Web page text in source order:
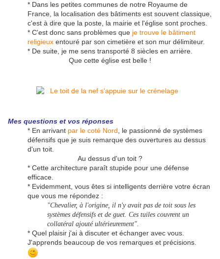
* Dans les petites communes de notre Royaume de
France, la localisation des bâtiments est souvent classique,
c'est à dire que la poste, la mairie et l'église sont proches.
* C'est donc sans problèmes que je trouve le bâtiment
religieux entouré par son cimetière et son mur délimiteur.
* De suite, je me sens transporté 8 siècles en arrière.
Que cette église est belle !
Mes questions et vos réponses
* En arrivant par le coté Nord , le passionné de systèmes
défensifs que je suis remarque des ouvertures au dessus
d'un toit.
Au dessus d'un toit ?
* Cette architecture paraît stupide pour une défense
efficace.
* Evidemment, vous êtes si intelligents derrière votre écran
que vous me répondez :
"Chevalier, à l'origine, il n'y avait pas de toit sous les
systèmes défensifs et de guet. Ces tuiles couvrent un
collatéral ajouté ultérieurement".
* Quel plaisir j'ai à discuter et échanger avec vous.
J'apprends beaucoup de vos remarques et précisions.